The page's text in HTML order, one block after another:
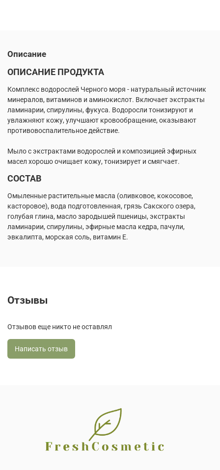
Описание
ОПИСАНИЕ ПРОДУКТА
Комплекс водорослей Черного моря - натуральный источник
минералов, витаминов и аминокислот. Включает экстракты
ламинарии, спирулины, фукуса. Водоросли тонизируют и
увлажняют кожу, улучшают кровообращение, оказывают
противовоспалительное действие.
Мыло с экстрактами водорослей и композицией эфирных
масел хорошо очищает кожу, тонизирует и смягчает.
СОСТАВ
Омыленные растительные масла (оливковое, кокосовое,
касторовое), вода подготовленная, грязь Сакского озера,
голубая глина, масло зародышей пшеницы, экстракты
ламинарии, спирулины, эфирные масла кедра, пачули,
эвкалипта, морская соль, витамин Е.
Отзывы
Отзывов еще никто не оставлял
Написать отзыв